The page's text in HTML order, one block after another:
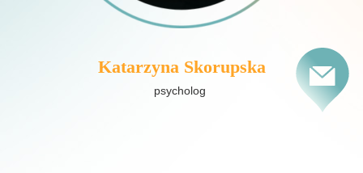
Katarzyna Skorupska
psycholog